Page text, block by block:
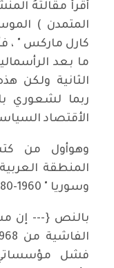
أقرأ مقالتهُ
المتمدن )
كارل ماركس " ،
ما بعد
الثانية ولكن
ربما لشعوري
الأقتصاد
وهوأول من
المنطقة
وسوريا " 1960-1980 قال :
بالنص {--- إن
فشل مؤسساتي